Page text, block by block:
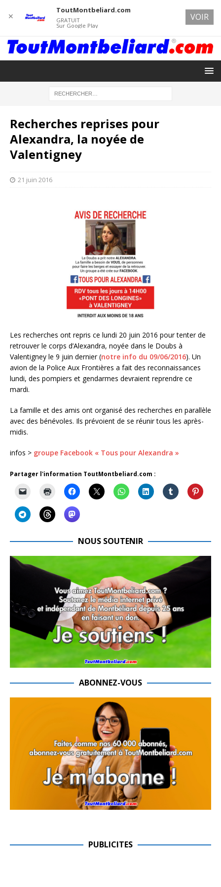
Recherches reprises pour
Alexandra, la noyée de
Valentigney
21 juin 2016
Les recherches ont repris ce lundi 20 juin 2016 pour tenter de
retrouver le corps d’Alexandra, noyée dans le Doubs à
Valentigney le 9 juin dernier (notre info du 09/06/2016). Un
avion de la Police Aux Frontières a fait des reconnaissances
lundi, des pompiers et gendarmes devraient reprendre ce
mardi.
La famille et des amis ont organisé des recherches en parallèle
avec des bénévoles. Ils prévoient de se réunir tous les après-
midis.
infos > groupe Facebook « Tous pour Alexandra »
Partager l'information ToutMontbeliard.com :
NOUS SOUTENIR
ABONNEZ-VOUS
PUBLICITES
✕
ToutMontbeliard.com
GRATUIT
Sur Google Play
VOIR